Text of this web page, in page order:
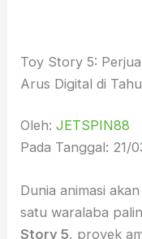
Toy Story 5:
Arus Digital di
Oleh:JETSPIN88
Pada Tanggal: 21/
Dunia animasi
satu waralaba
Story 5, proyek